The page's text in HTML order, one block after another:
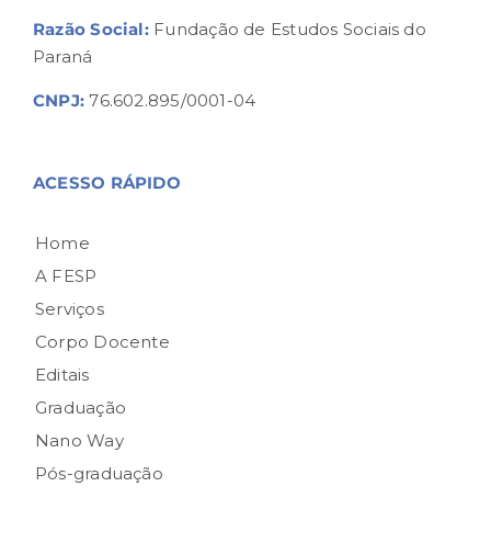
Razão Social:Fundação de Estudos Sociais do
Paraná
CNPJ: 76.602.895/0001-04
ACESSO RÁPIDO
Home
A FESP
Serviços
Corpo Docente
Editais
Graduação
Nano Way
Pós-graduação